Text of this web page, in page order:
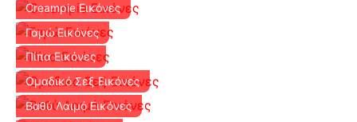
Creampie Εικόνες
Γαμώ Εικόνες
Πίπα Εικόνες
Ομαδικό Σεξ Εικόνες
Βαθύ Λαιμό Εικόνες